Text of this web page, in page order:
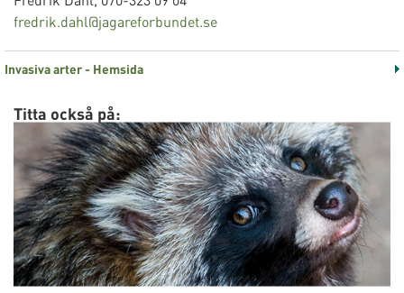
fredrik.dahl@jagareforbundet.se
Invasiva arter - Hemsida
Titta också på: